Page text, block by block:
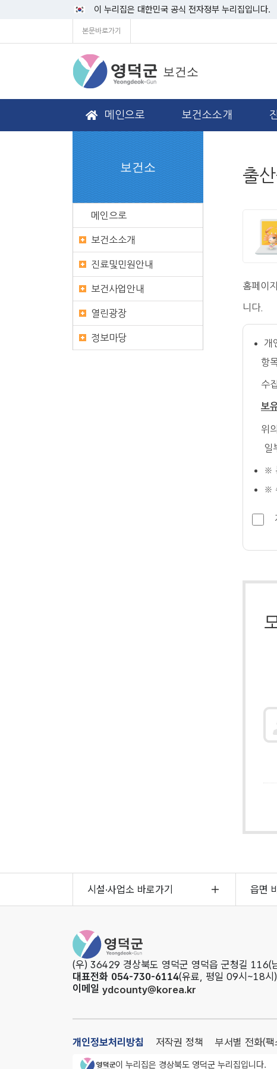
이 누리집은 대한민국 공식 전자정부 누리집입니다.
본문바로가기
보건소
메인으로 보건소소개
출
홈페이
니다.
개
항
수
보
위
일
※
※
보건소
메인으로
보건소소개
진료및민원안내
보건사업안내
열린광장
정보마당
시설·사업소 바로가기 읍면
영
덕
군
청
(우) 36429 경상북도 영덕군 영덕읍 군청길 116(
대표전화 054-730-6114(유료, 평일 09시~18시)
이메일 ydcounty@korea.kr
개인정보처리방침 저작권 정책 부서별 전화(팩
영덕군청 로고이 누리집은 경상북도 영덕군 누리집입니다.